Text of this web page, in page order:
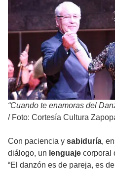
“Cuando te enamoras del
/ Foto: Cortesía Cultura
Con paciencia y sabiduría,
diálogo, un lenguaje corporal
“El danzón es de pareja, es